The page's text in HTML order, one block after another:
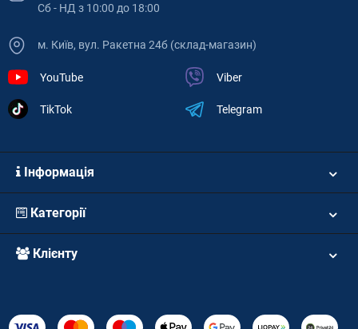
Сб - НД з 10:00 до 18:00
м. Київ, вул. Ракетна 24б (склад-магазин)
YouTube
TikTok
Viber
Telegram
Інформація
Категорії
Клієнту